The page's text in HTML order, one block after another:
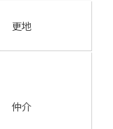
更地
仲介